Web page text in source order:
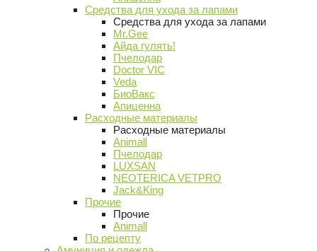
Средства для ухода за лапами
Средства для ухода за лапами
Mr.Gee
Айда гулять!
Пчелодар
Doctor VIC
Veda
БиоВакс
Апиценна
Расходные материалы
Расходные материалы
Animall
Пчелодар
LUXSAN
NEOTERICA VETPRO
Jack&King
Прочие
Прочие
Animall
По рецепту